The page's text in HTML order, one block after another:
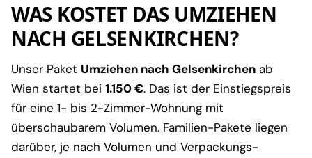
WAS KOSTET DAS UMZIEHEN
NACH GELSENKIRCHEN?
Unser Paket Umziehen nach Gelsenkirchen ab
Wien startet bei 1.150 €. Das ist der Einstiegspreis
für eine 1- bis 2-Zimmer-Wohnung mit
überschaubarem Volumen. Familien-Pakete liegen
darüber, je nach Volumen und Verpackungs-